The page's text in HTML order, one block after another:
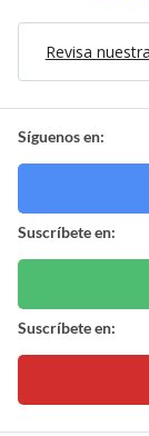
Revisa
Síguenos en:
Suscríbete en:
Suscríbete en: